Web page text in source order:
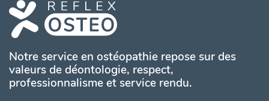
Notre service en ostéopathie repose sur des
valeurs de déontologie, respect,
professionnalisme et service rendu.